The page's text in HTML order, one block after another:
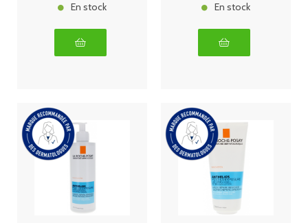
En stock En stock